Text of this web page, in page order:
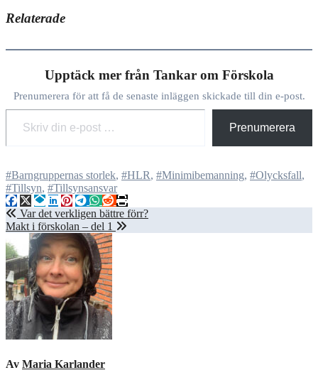
Relaterade
Upptäck mer från Tankar om Förskola
Prenumerera för att få de senaste inläggen skickade till din e-post.
Skriv din e-post …
Prenumerera
#Barngruppernas storlek, #HLR, #Minimibemanning, #Olycksfall,
#Tillsyn, #Tillsynsansvar
Inläggsnavigering
Var det verkligen bättre förr?
Makt i förskolan – del 1
Av Maria Karlander